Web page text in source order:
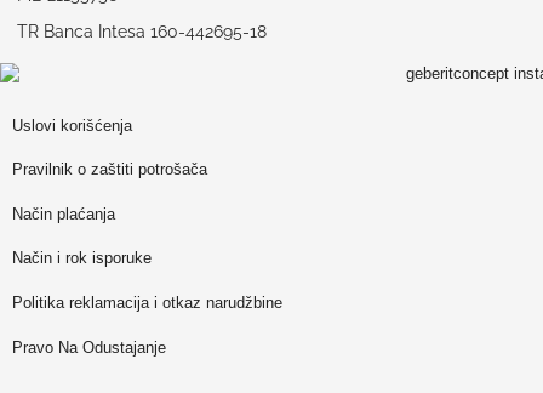
TR Banca Intesa 160-442695-18
Uslovi korišćenja
Pravilnik o zaštiti potrošača
Način plaćanja
Način i rok isporuke
Politika reklamacija i otkaz narudžbine
Pravo Na Odustajanje